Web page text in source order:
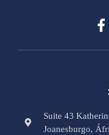
Suite 43
Joanesburgo,